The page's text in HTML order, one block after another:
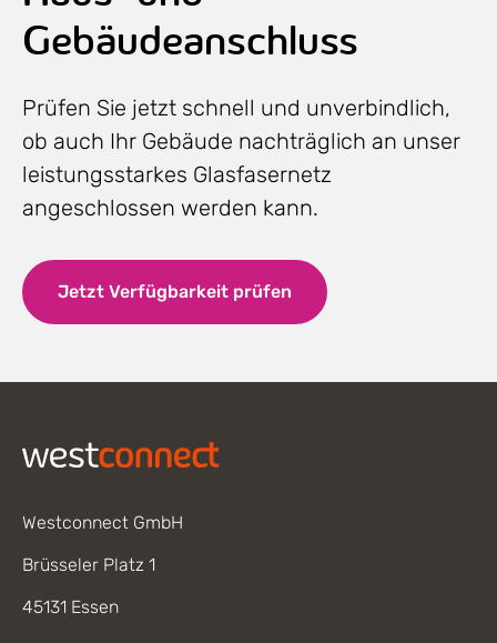
Gebäudeanschluss
Prüfen Sie jetzt schnell und unverbindlich,
ob auch Ihr Gebäude nachträglich an unser
leistungsstarkes Glasfasernetz
angeschlossen werden kann.
Jetzt Verfügbarkeit prüfen
Westconnect GmbH
Brüsseler Platz 1
45131 Essen